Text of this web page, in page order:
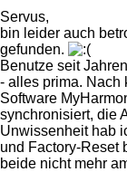
Servus,
bin leider auch
gefunden.
Benutze seit
- alles prima. Nach
Software
synchronisiert, die
Unwissenheit hab
und Factory-Reset
beide nicht mehr